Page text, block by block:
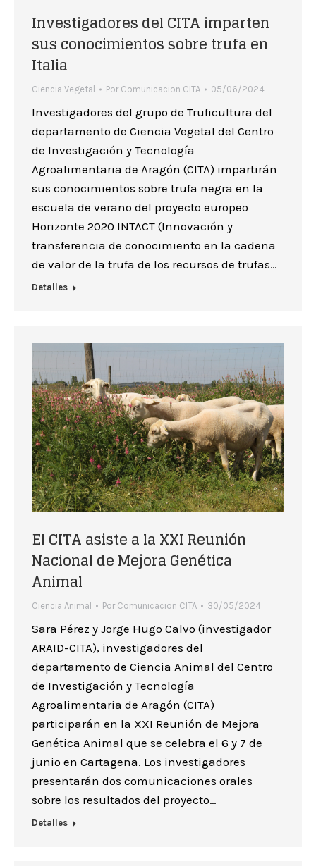
Investigadores del CITA imparten
sus conocimientos sobre trufa en
Italia
Ciencia Vegetal Por Comunicacion CITA 05/06/2024
Investigadores del grupo de Truficultura del
departamento de Ciencia Vegetal del Centro
de Investigación y Tecnología
Agroalimentaria de Aragón (CITA) impartirán
sus conocimientos sobre trufa negra en la
escuela de verano del proyecto europeo
Horizonte 2020 INTACT (Innovación y
transferencia de conocimiento en la cadena
de valor de la trufa de los recursos de trufas…
Detalles
El CITA asiste a la XXI Reunión
Nacional de Mejora Genética
Animal
Ciencia Animal Por Comunicacion CITA 30/05/2024
Sara Pérez y Jorge Hugo Calvo (investigador
ARAID-CITA), investigadores del
departamento de Ciencia Animal del Centro
de Investigación y Tecnología
Agroalimentaria de Aragón (CITA)
participarán en la XXI Reunión de Mejora
Genética Animal que se celebra el 6 y 7 de
junio en Cartagena. Los investigadores
presentarán dos comunicaciones orales
sobre los resultados del proyecto…
Detalles